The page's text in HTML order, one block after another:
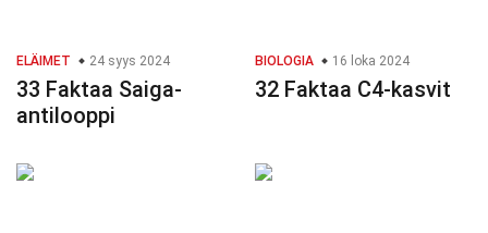
ELÄIMET 24 syys 2024
33 Faktaa Saiga-
antilooppi
BIOLOGIA 16 loka 2024
32 Faktaa C4-kasvit